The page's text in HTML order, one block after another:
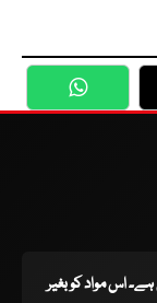
ہے۔ اس مواد کو بغیر